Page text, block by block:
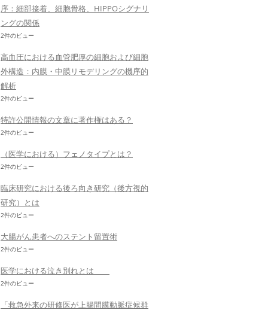
序：細部接着、細胞骨格、HIPPOシグナリ
ングの関係
2件のビュー
高血圧における血管肥厚の細胞および細胞
外構造：内膜・中膜リモデリングの機序的
解析
2件のビュー
特許公開情報の文章に著作権はある？
2件のビュー
（医学における）フェノタイプとは？
2件のビュー
臨床研究における後ろ向き研究（後方視的
研究）とは
2件のビュー
大腸がん患者へのステント留置術
2件のビュー
医学における泣き別れとは
2件のビュー
「救急外来の研修医が上腸間膜動脈症候群